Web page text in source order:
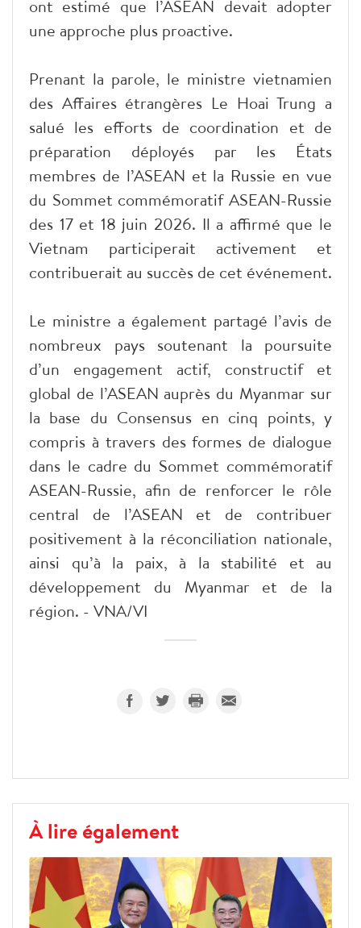
ont estimé que l’ASEAN devait adopter
une approche plus proactive.
Prenant la parole, le ministre vietnamien
des Affaires étrangères Le Hoai Trung a
salué les efforts de coordination et de
préparation déployés par les États
membres de l’ASEAN et la Russie en vue
du Sommet commémoratif ASEAN-Russie
des 17 et 18 juin 2026. Il a affirmé que le
Vietnam participerait activement et
contribuerait au succès de cet événement.
Le ministre a également partagé l’avis de
nombreux pays soutenant la poursuite
d’un engagement actif, constructif et
global de l’ASEAN auprès du Myanmar sur
la base du Consensus en cinq points, y
compris à travers des formes de dialogue
dans le cadre du Sommet commémoratif
ASEAN-Russie, afin de renforcer le rôle
central de l’ASEAN et de contribuer
positivement à la réconciliation nationale,
ainsi qu’à la paix, à la stabilité et au
développement du Myanmar et de la
région. - VNA/VI
À lire également